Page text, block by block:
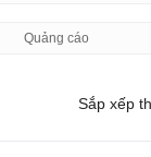
Sắp xếp